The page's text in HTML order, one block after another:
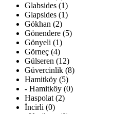
Glabsides (1)
Glapsides (1)
Gökhan (2)
Gönendere (5)
Gönyeli (1)
Görneç (4)
Gülseren (12)
Güvercinlik (8)
Hamitköy (5)
- Hamitköy (0)
Haspolat (2)
İncirli (0)